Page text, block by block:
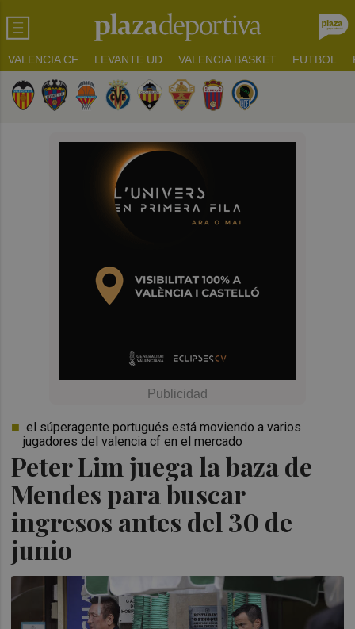
VALENCIA CF LEVANTE UD VALENCIA BASKET FUTBOL
Peter Lim juega la baza de
Mendes para buscar
ingresos antes del 30 de
junio
el súperagente portugués está moviendo a varios
jugadores del valencia cf en el mercado